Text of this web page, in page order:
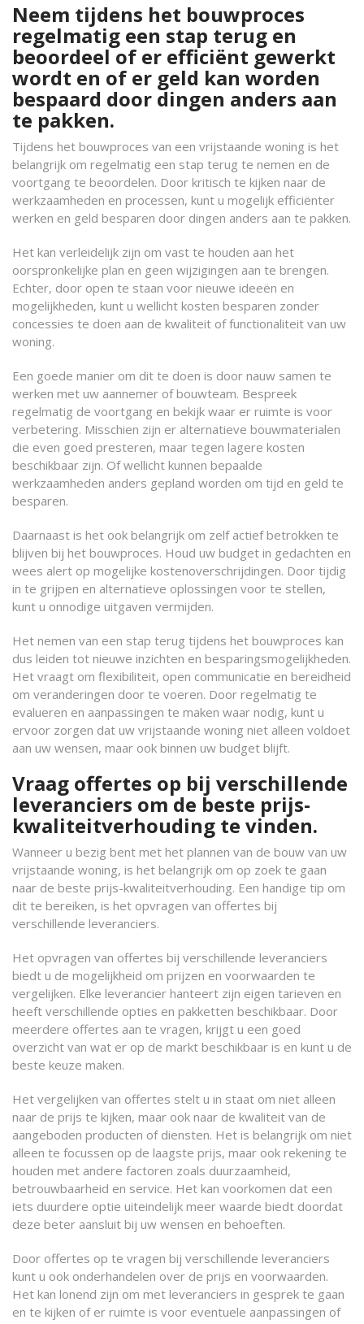
Neem tijdens het bouwproces
regelmatig een stap terug en
beoordeel of er efficiënt gewerkt
wordt en of er geld kan worden
bespaard door dingen anders aan
te pakken.
Tijdens het bouwproces van een vrijstaande woning is het
belangrijk om regelmatig een stap terug te nemen en de
voortgang te beoordelen. Door kritisch te kijken naar de
werkzaamheden en processen, kunt u mogelijk efficiënter
werken en geld besparen door dingen anders aan te pakken.
Het kan verleidelijk zijn om vast te houden aan het
oorspronkelijke plan en geen wijzigingen aan te brengen.
Echter, door open te staan voor nieuwe ideeën en
mogelijkheden, kunt u wellicht kosten besparen zonder
concessies te doen aan de kwaliteit of functionaliteit van uw
woning.
Een goede manier om dit te doen is door nauw samen te
werken met uw aannemer of bouwteam. Bespreek
regelmatig de voortgang en bekijk waar er ruimte is voor
verbetering. Misschien zijn er alternatieve bouwmaterialen
die even goed presteren, maar tegen lagere kosten
beschikbaar zijn. Of wellicht kunnen bepaalde
werkzaamheden anders gepland worden om tijd en geld te
besparen.
Daarnaast is het ook belangrijk om zelf actief betrokken te
blijven bij het bouwproces. Houd uw budget in gedachten en
wees alert op mogelijke kostenoverschrijdingen. Door tijdig
in te grijpen en alternatieve oplossingen voor te stellen,
kunt u onnodige uitgaven vermijden.
Het nemen van een stap terug tijdens het bouwproces kan
dus leiden tot nieuwe inzichten en besparingsmogelijkheden.
Het vraagt om flexibiliteit, open communicatie en bereidheid
om veranderingen door te voeren. Door regelmatig te
evalueren en aanpassingen te maken waar nodig, kunt u
ervoor zorgen dat uw vrijstaande woning niet alleen voldoet
aan uw wensen, maar ook binnen uw budget blijft.
Vraag offertes op bij verschillende
leveranciers om de beste prijs-
kwaliteitverhouding te vinden.
Wanneer u bezig bent met het plannen van de bouw van uw
vrijstaande woning, is het belangrijk om op zoek te gaan
naar de beste prijs-kwaliteitverhouding. Een handige tip om
dit te bereiken, is het opvragen van offertes bij
verschillende leveranciers.
Het opvragen van offertes bij verschillende leveranciers
biedt u de mogelijkheid om prijzen en voorwaarden te
vergelijken. Elke leverancier hanteert zijn eigen tarieven en
heeft verschillende opties en pakketten beschikbaar. Door
meerdere offertes aan te vragen, krijgt u een goed
overzicht van wat er op de markt beschikbaar is en kunt u de
beste keuze maken.
Het vergelijken van offertes stelt u in staat om niet alleen
naar de prijs te kijken, maar ook naar de kwaliteit van de
aangeboden producten of diensten. Het is belangrijk om niet
alleen te focussen op de laagste prijs, maar ook rekening te
houden met andere factoren zoals duurzaamheid,
betrouwbaarheid en service. Het kan voorkomen dat een
iets duurdere optie uiteindelijk meer waarde biedt doordat
deze beter aansluit bij uw wensen en behoeften.
Door offertes op te vragen bij verschillende leveranciers
kunt u ook onderhandelen over de prijs en voorwaarden.
Het kan lonend zijn om met leveranciers in gesprek te gaan
en te kijken of er ruimte is voor eventuele aanpassingen of